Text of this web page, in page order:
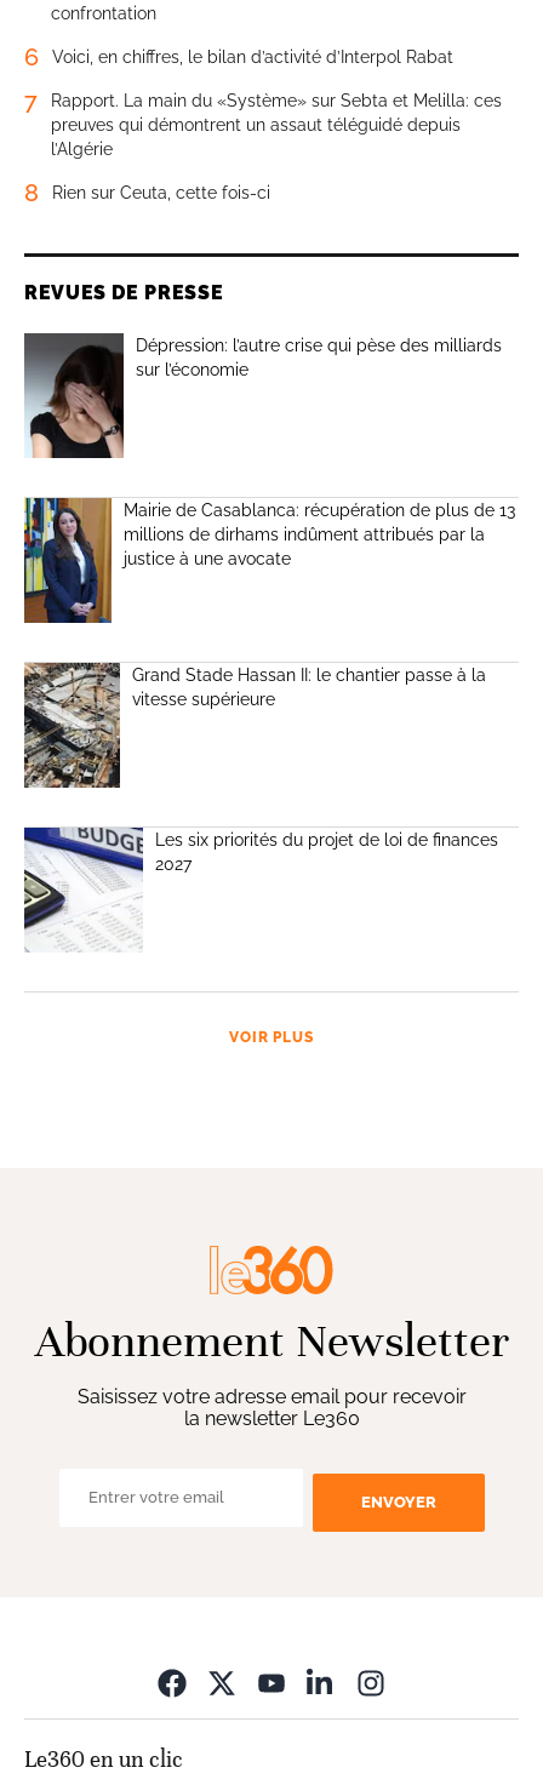
confrontation
6 Voici, en chiffres, le bilan d’activité d’Interpol Rabat
7
Rapport. La main du «Système» sur Sebta et Melilla: ces
preuves qui démontrent un assaut téléguidé depuis
l’Algérie
8 Rien sur Ceuta, cette fois-ci
REVUES DE PRESSE
Dépression: l’autre crise qui pèse des milliards
sur l’économie
Mairie de Casablanca: récupération de plus de 13
millions de dirhams indûment attribués par la
justice à une avocate
Grand Stade Hassan II: le chantier passe à la
vitesse supérieure
Les six priorités du projet de loi de finances
2027
VOIR PLUS
Abonnement Newsletter
Saisissez votre adresse email pour recevoir
la newsletter Le360
ENVOYER
Le360 en un clic